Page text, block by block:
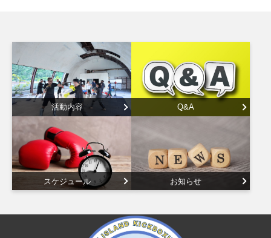
活動内容 Q&A
スケジュール お知らせ